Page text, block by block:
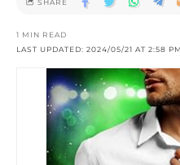
LAST UPDATED: 2024/05/21 AT 2:58 PM
1 MIN READ
SHARE